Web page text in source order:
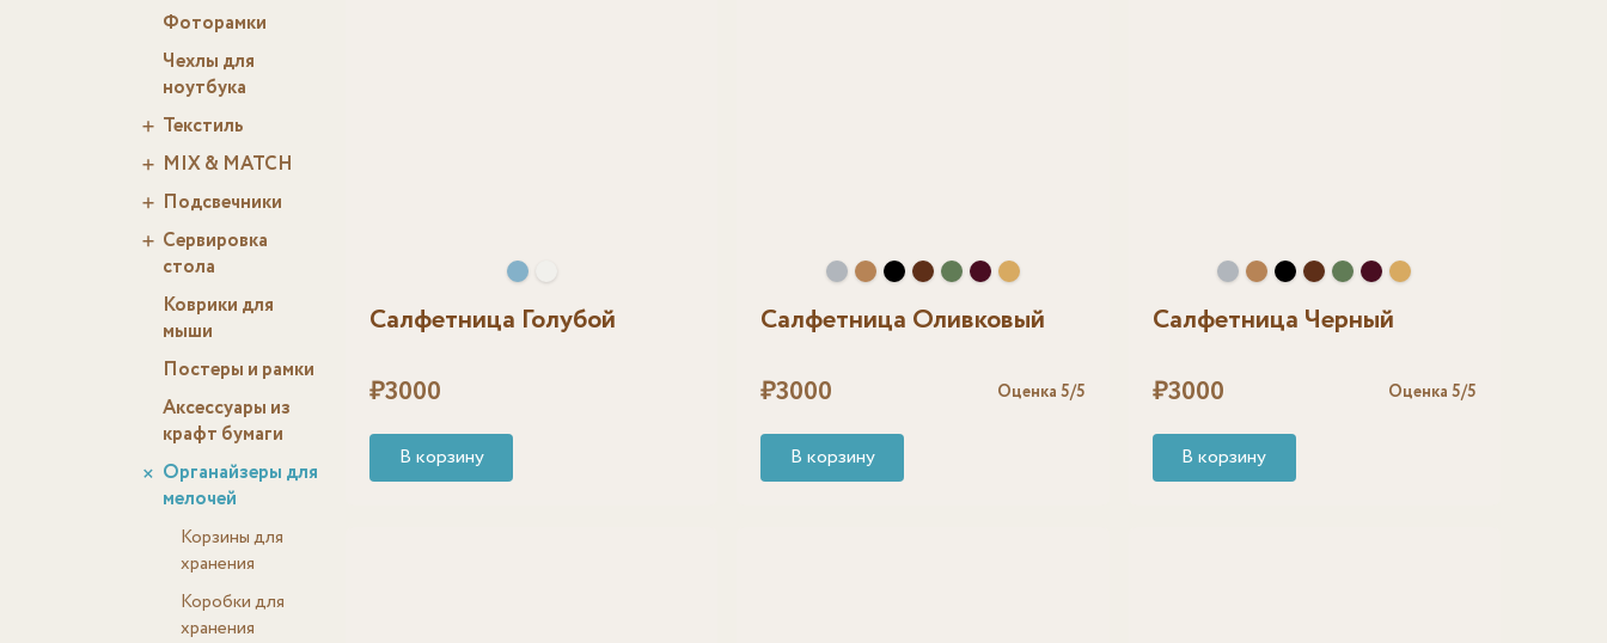
Фоторамки
Чехлы для
ноутбука
Текстиль
MIX & MATCH
Подсвечники
Сервировка
стола
Коврики для
мыши
Постеры и рамки
Аксессуары из
крафт бумаги
Органайзеры для
мелочей
Корзины для
хранения
Коробки для
хранения
Салфетница Голубой
₽3000
В корзину
Салфетница Оливковый
₽3000 Оценка 5/5
В корзину
Салфетница Черный
₽3000 Оценка 5/5
В корзину